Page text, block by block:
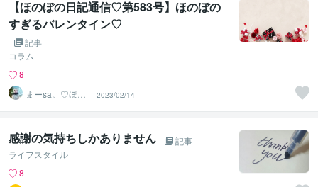
【ほのぼの日記通信♡第583号】ほのぼの
すぎるバレンタイン♡
記事
コラム
8
まーsa。♡ほの
ぼのブログ毎日
配信♡
2023/02/14
感謝の気持ちしかありません
記事
ライフスタイル
8